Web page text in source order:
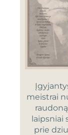
meistrai
laipsniai
prie